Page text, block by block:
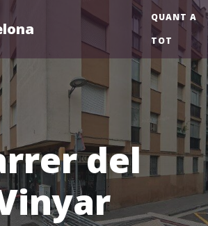
QUANT A
TOT
del